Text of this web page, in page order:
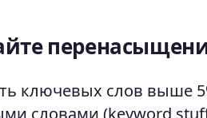
ключевых слов выше
словами (keyword